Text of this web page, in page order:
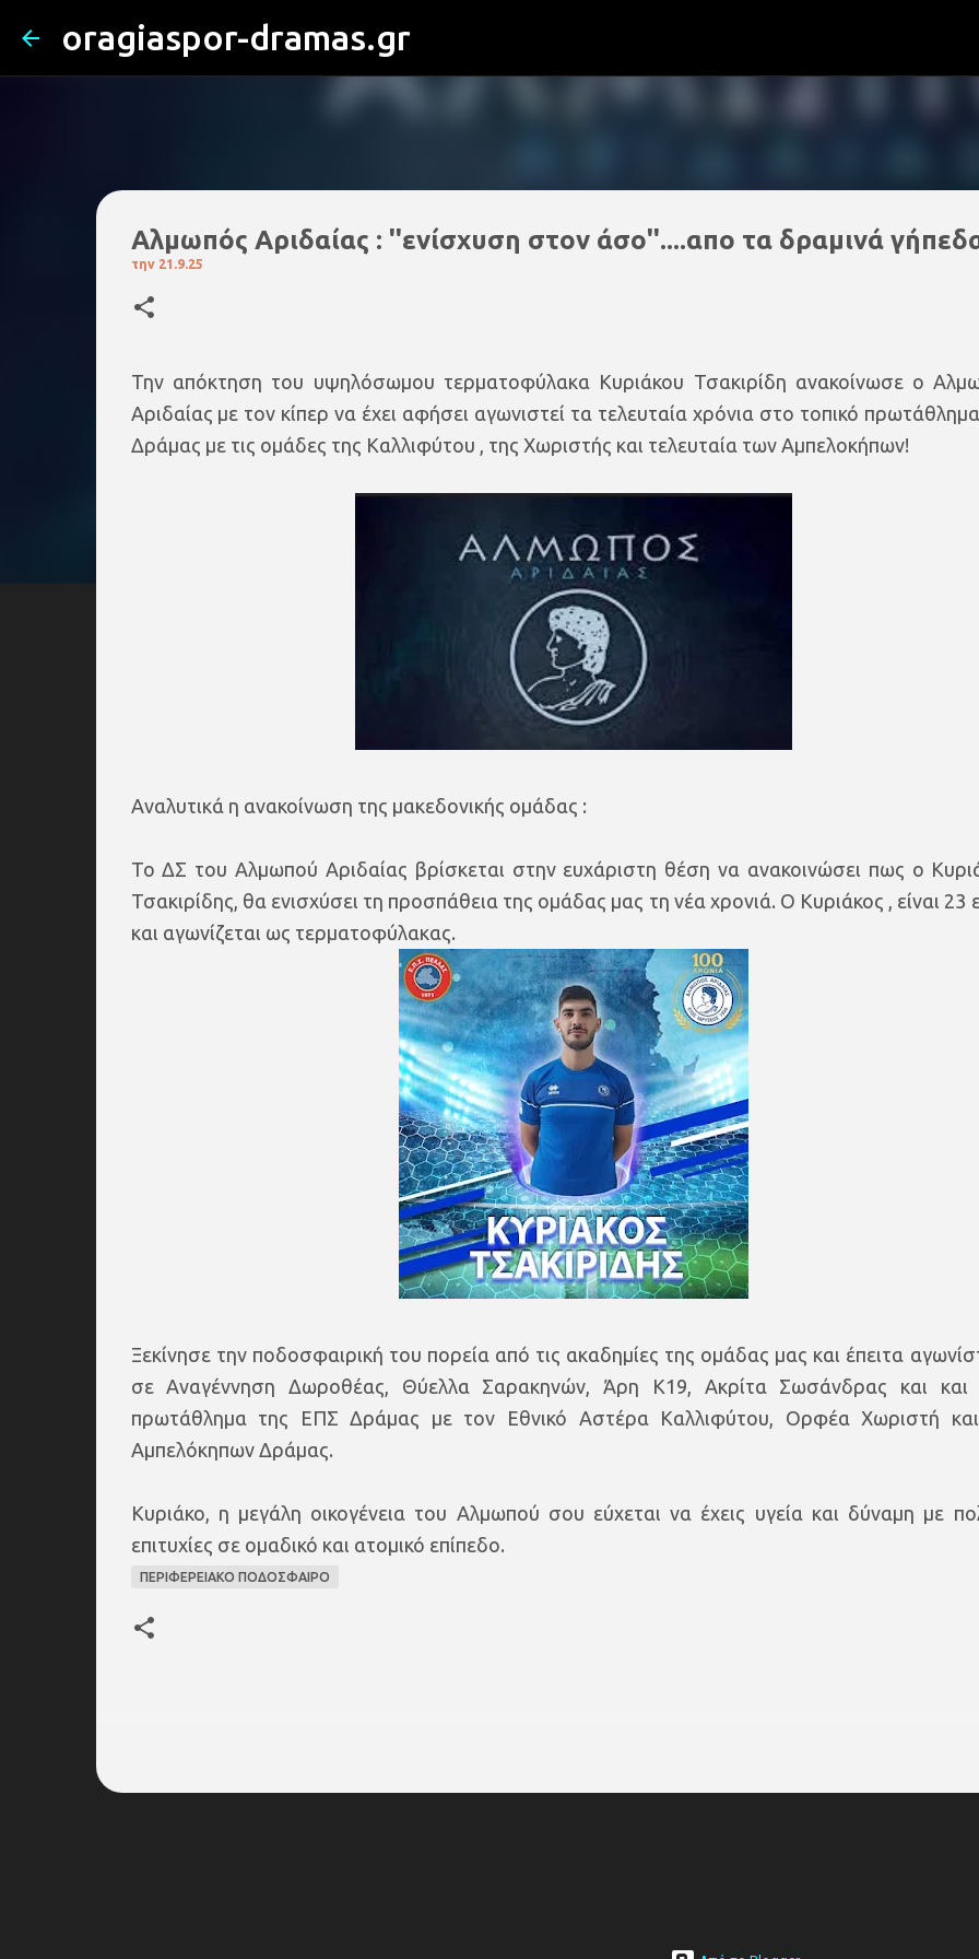
oragiaspor-dramas.gr
Αλμωπός Αριδαίας : ''ενίσχυση στον άσο''....απο τα δραμινά
την 21.9.25
Την απόκτηση του υψηλόσωμου τερματοφύλακα Κυριάκου Τσακιρίδη ανακοίνωσε ο
Αριδαίας με τον κίπερ να έχει αφήσει αγωνιστεί τα τελευταία χρόνια στο τοπικό
Δράμας με τις ομάδες της Καλλιφύτου , της Χωριστής και τελευταία των Αμπελοκήπων!
Αναλυτικά η ανακοίνωση της μακεδονικής ομάδας :
Το ΔΣ του Αλμωπού Αριδαίας βρίσκεται στην ευχάριστη θέση να ανακοινώσει πως ο
Τσακιρίδης, θα ενισχύσει τη προσπάθεια της ομάδας μας τη νέα χρονιά. Ο Κυριάκος , είναι 23
και αγωνίζεται ως τερματοφύλακας.
Ξεκίνησε την ποδοσφαιρική του πορεία από τις ακαδημίες της ομάδας μας και έπειτα
σε Αναγέννηση Δωροθέας, Θύελλα Σαρακηνών, Άρη Κ19, Ακρίτα Σωσάνδρας και και
πρωτάθλημα της ΕΠΣ Δράμας με τον Εθνικό Αστέρα Καλλιφύτου, Ορφέα Χωριστή
Αμπελόκηπων Δράμας.
Κυριάκο, η μεγάλη οικογένεια του Αλμωπού σου εύχεται να έχεις υγεία και δύναμη με
επιτυχίες σε ομαδικό και ατομικό επίπεδο.
ΠΕΡΙΦΕΡΕΙΑΚΟ ΠΟΔΟΣΦΑΙΡΟ